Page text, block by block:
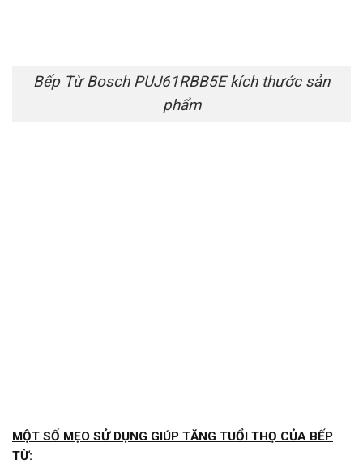
Bếp Từ Bosch PUJ61RBB5E kích thước sản
phẩm
MỘT SỐ MẸO SỬ DỤNG GIÚP TĂNG TUỔI THỌ CỦA BẾP
TỪ: